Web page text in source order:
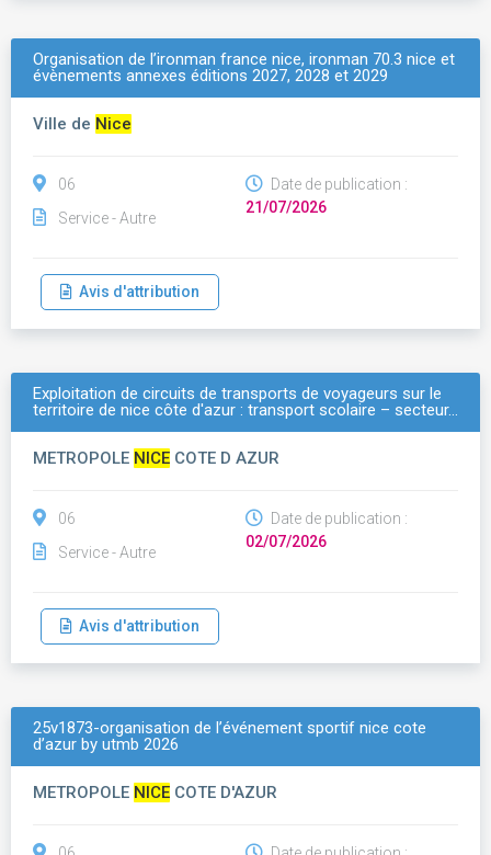
Organisation de l’ironman france nice, ironman 70.3 nice et
évènements annexes éditions 2027, 2028 et 2029
Ville de Nice
06
Service - Autre
Date de publication :
21/07/2026
Avis d'attribution
Exploitation de circuits de transports de voyageurs sur le
territoire de nice côte d'azur : transport scolaire – secteur…
METROPOLE NICE COTE D AZUR
06
Service - Autre
Date de publication :
02/07/2026
Avis d'attribution
25v1873-organisation de l’événement sportif nice cote
d’azur by utmb 2026
METROPOLE NICE COTE D'AZUR